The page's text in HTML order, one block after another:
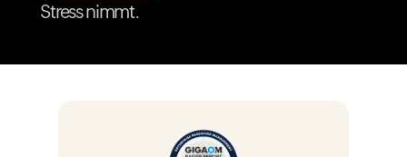
Stress nimmt.